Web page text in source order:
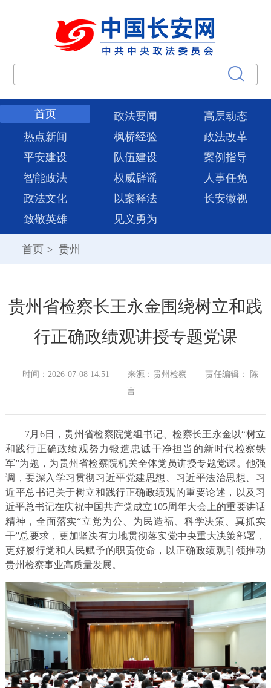
首页 政法要闻
高层动态
热点新闻
枫桥经验
政法改革
平安建设
队伍建设
案例指导
智能政法
权威辟谣
人事任免
政法文化
以案释法
长安微视
致敬英雄
见义勇为
首页 > 贵州
贵州省检察长王永金围绕树立和践
行正确政绩观讲授专题党课
时间：2026-07-08 14:51 来源：贵州检察
责任编辑： 陈
言
7月6日，贵州省检察院党组书记、检察长王永金以“树立
和践行正确政绩观努力锻造忠诚干净担当的新时代检察铁
军”为题，为贵州省检察院机关全体党员讲授专题党课。他强
调，要深入学习贯彻习近平党建思想、习近平法治思想、习
近平总书记关于树立和践行正确政绩观的重要论述，以及习
近平总书记在庆祝中国共产党成立105周年大会上的重要讲话
精神，全面落实“立党为公、为民造福、科学决策、真抓实
干”总要求，更加坚决有力地贯彻落实党中央重大决策部署，
更好履行党和人民赋予的职责使命，以正确政绩观引领推动
贵州检察事业高质量发展。